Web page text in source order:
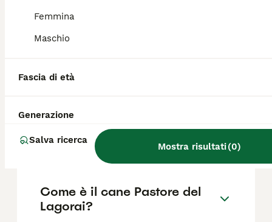
Femmina
Maschio
Fascia di età
Generazione
Salva ricerca
Mostra risultati(0)
grande resistenza fisica, essendo un
Pastore della Lessinia?
Quali sono i difetti del
Pastore del Lagorai?
Come è il cane Pastore del
Lagorai?